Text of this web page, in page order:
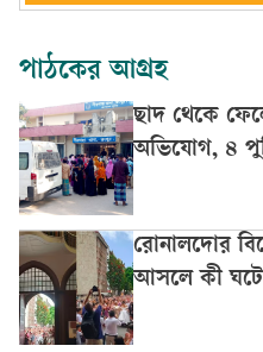
পাঠকের আগ্রহ
ছাদ থেকে
অভিযোগ, ৪
রোনালদোর
আসলে কী